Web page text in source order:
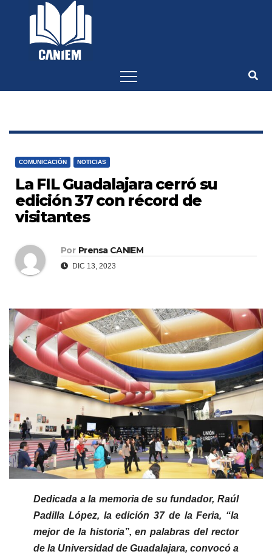
COMUNICACIÓN NOTICIAS
La FIL Guadalajara cerró su
edición 37 con récord de
visitantes
Por Prensa CANIEM
DIC 13, 2023
Dedicada a la memoria de su fundador, Raúl
Padilla López, la edición 37 de la Feria, “la
mejor de la historia”, en palabras del rector
de la Universidad de Guadalajara, convocó a